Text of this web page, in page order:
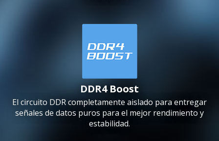
DDR4 Boost
El circuito DDR completamente aislado para entregar
señales de datos puros para el mejor rendimiento y
estabilidad.